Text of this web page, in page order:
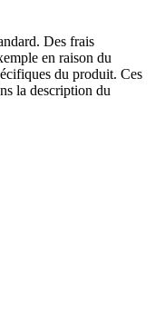
Des frais
en raison du
du produit. Ces
la description du